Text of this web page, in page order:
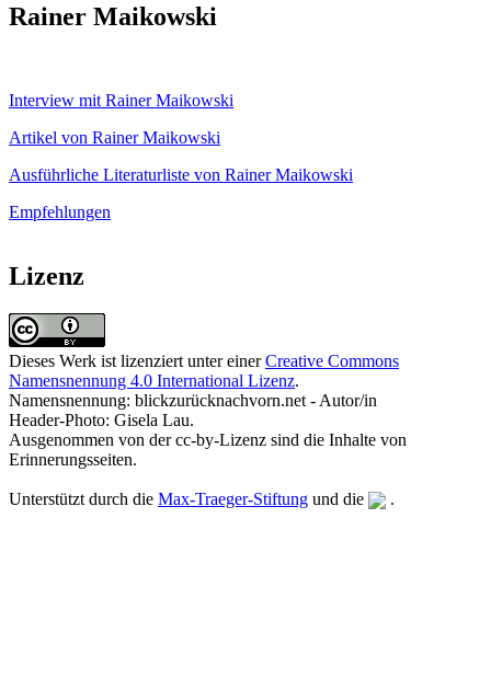
Rainer Maikowski
Interview mit Rainer Maikowski
Artikel von Rainer Maikowski
Ausführliche Literaturliste von Rainer Maikowski
Empfehlungen
Lizenz
Dieses Werk ist lizenziert unter einerCreative Commons
Namensnennung 4.0 International Lizenz.
Namensnennung: blickzurücknachvorn.net - Autor/in
Header-Photo: Gisela Lau.
Ausgenommen von der cc-by-Lizenz sind die Inhalte von
Erinnerungsseiten.
Unterstützt durch die Max-Traeger-Stiftung und die .